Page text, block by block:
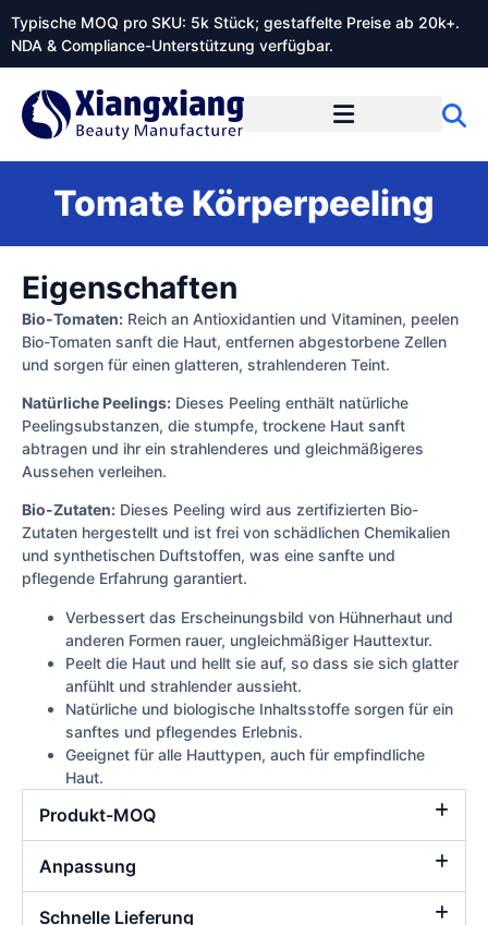
Typische MOQ pro SKU: 5k Stück; gestaffelte Preise ab 20k+.
NDA & Compliance-Unterstützung verfügbar.
Tomate Körperpeeling
Eigenschaften
Bio-Tomaten: Reich an Antioxidantien und Vitaminen, peelen
Bio-Tomaten sanft die Haut, entfernen abgestorbene Zellen
und sorgen für einen glatteren, strahlenderen Teint.
Natürliche Peelings: Dieses Peeling enthält natürliche
Peelingsubstanzen, die stumpfe, trockene Haut sanft
abtragen und ihr ein strahlenderes und gleichmäßigeres
Aussehen verleihen.
Bio-Zutaten: Dieses Peeling wird aus zertifizierten Bio-
Zutaten hergestellt und ist frei von schädlichen Chemikalien
und synthetischen Duftstoffen, was eine sanfte und
pflegende Erfahrung garantiert.
Verbessert das Erscheinungsbild von Hühnerhaut und
anderen Formen rauer, ungleichmäßiger Hauttextur.
Peelt die Haut und hellt sie auf, so dass sie sich glatter
anfühlt und strahlender aussieht.
Natürliche und biologische Inhaltsstoffe sorgen für ein
sanftes und pflegendes Erlebnis.
Geeignet für alle Hauttypen, auch für empfindliche
Haut.
Produkt-MOQ
Anpassung
Schnelle Lieferung